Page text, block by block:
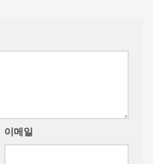
이메일